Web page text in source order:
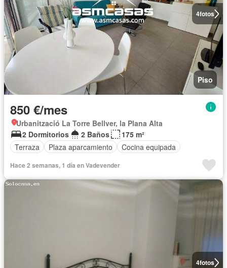
4fotos
Piso
850 €/mes
Urbanització La Torre Bellver, la Plana Alta
2 Dormitorios
2 Baños
175 m²
Terraza
Plaza aparcamiento Cocina equipada
Hace 2 semanas, 1 día en Vadevender
4fotos